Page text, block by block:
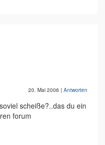
20. Mai 2006 | Antworten
scheiße?..das du ein
forum